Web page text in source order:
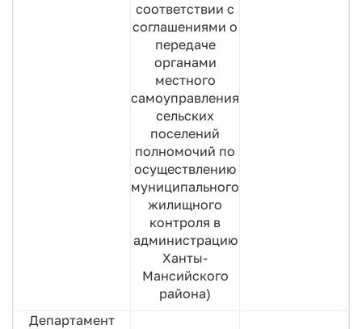
соответствии с
соглашениями о
передаче
органами
местного
самоуправления
сельских
поселений
полномочий по
осуществлению
муниципального
жилищного
контроля в
администрацию
Ханты-
Мансийского
района)
Департамент